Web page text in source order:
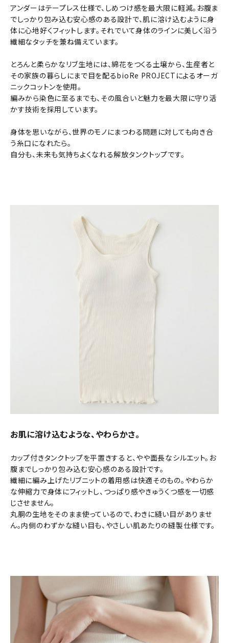
アンダーはテープレス仕様で、しめつけ感を最大限に軽減。お腹ま
でしっかり包み込む安心感のある設計で、肌に溶け込むように身
体に心地好くフィットします。それでいて身体のラインに美しく沿う
繊細なタッチを兼ね備えています。
とろんと柔らかなリブ生地には、綿花をつくる土壌から、生産者と
その家族の暮らしにまで目を配るbioRe PROJECTによるオーガ
ニックコットンを使用。
編みから染色に至るまでも、その風合いと魅力を最大限に守り活
かす技術を採用しています。
身体を思いながら、世界のモノにまつわる問題に対しても向き合
う糸口になれたら。
自分も、未来も気持ちよくなれる解放タンクトップです。
お肌に溶け込むような、やわらかさ。
カップ付きタンクトップを平置きすると、やや面長なシルエット。お
腹までしっかり包み込む安心感のある設計です。
繊細に編み上げたリブニットの着用感は快適そのもの。やわらか
な伸縮力で身体にフィットし、つっぱり感やきゅうくつ感を一切感
じさせません。
丸胴の生地をそのまま使っているので、わきに縫い目がありませ
ん。内側のわずかな縫い目も、やさしい肌あたりの縫製仕様です。